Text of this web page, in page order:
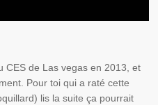
CES de Las vegas en 2013, et
Pour toi qui a raté cette
lis la suite ça pourrait